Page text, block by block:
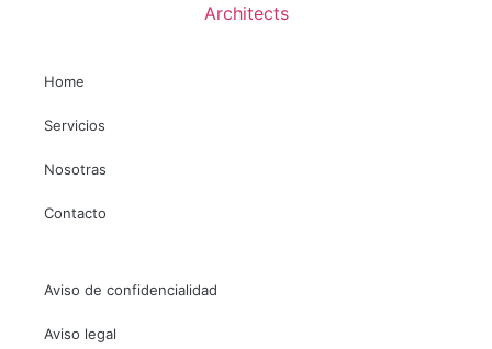
Home
Servicios
Nosotras
Contacto
Aviso de confidencialidad
Aviso legal
Necesarias
cookies no
opcionales.
necesarias
web.